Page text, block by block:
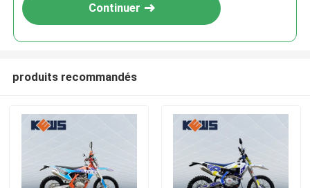
Continuer
produits recommandés